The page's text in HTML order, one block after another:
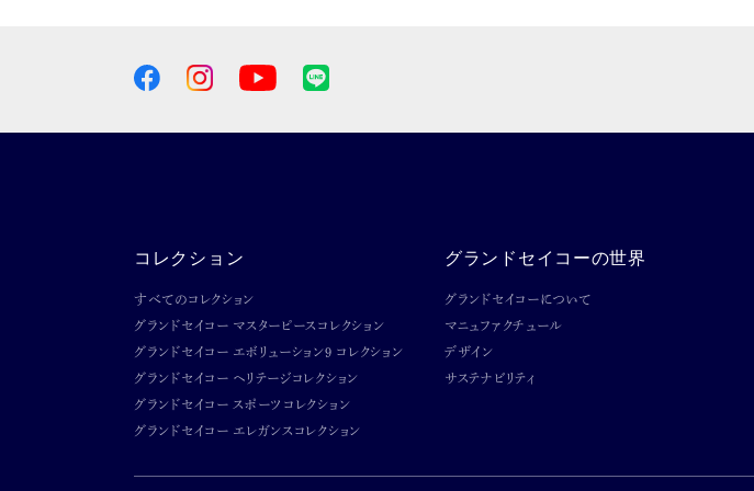
コレクション
すべてのコレクション
グランドセイコー マスターピースコレクション
グランドセイコー エボリューション9 コレクション
グランドセイコー ヘリテージコレクション
グランドセイコー スポーツコレクション
グランドセイコー エレガンスコレクション
グランドセイコーの世界
グランドセイコーについて
マニュファクチュール
デザイン
サステナビリティ